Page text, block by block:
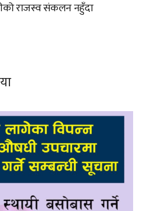
राजस्व संकलन नहुँदा